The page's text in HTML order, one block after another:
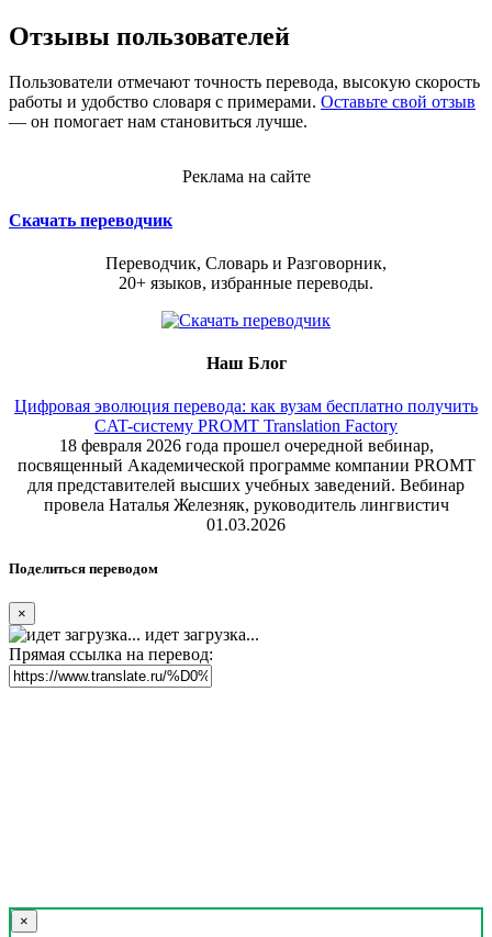
Отзывы пользователей
Пользователи отмечают точность перевода, высокую скорость
работы и удобство словаря с примерами. Оставьте свой отзыв
— он помогает нам становиться лучше.
Реклама на сайте
Скачать переводчик
Переводчик, Словарь и Разговорник,
20+ языков, избранные переводы.
Наш Блог
Цифровая эволюция перевода: как вузам бесплатно получить
CAT-систему PROMT Translation Factory
18 февраля 2026 года прошел очередной вебинар,
посвященный Академической программе компании PROMT
для представителей высших учебных заведений. Вебинар
провела Наталья Железняк, руководитель лингвистич
01.03.2026
Поделиться переводом
×
идет загрузка...
Прямая ссылка на перевод:
×